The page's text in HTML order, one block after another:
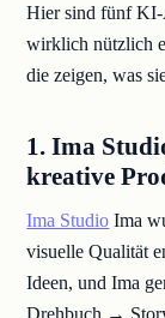
Hier sind fünf KI-
wirklich nützlich
die zeigen, was
1. Ima
kreative
Ima Studio Ima
visuelle Qualität
Ideen, und Ima
Drehbuch →